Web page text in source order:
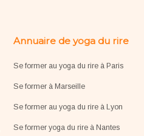
Annuaire de yoga du rire
Se former au yoga du rire à Paris
Se former à Marseille
Se former au yoga du rire à Lyon
Se former yoga du rire à Nantes